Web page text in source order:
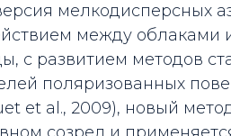
мелкодисперсных
между облаками
с развитием методов
поляризованных
et al., 2009), новый